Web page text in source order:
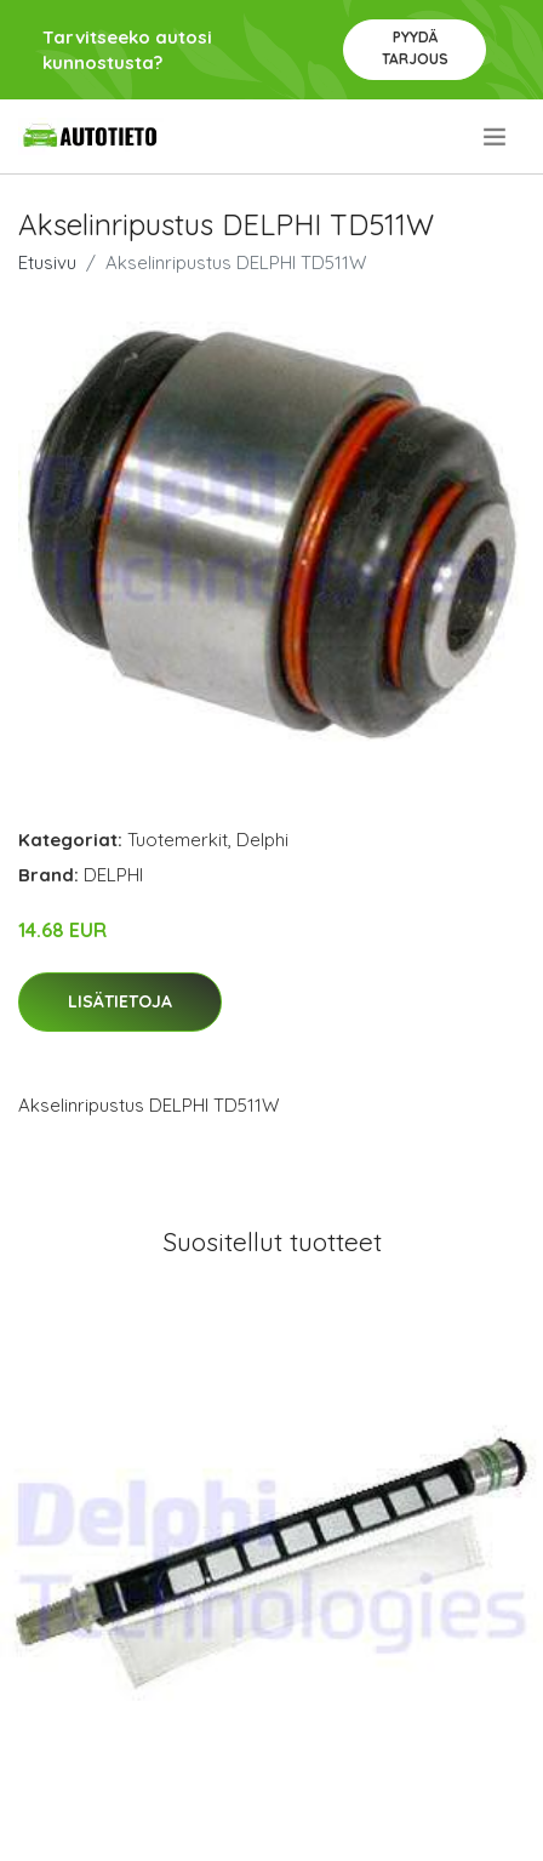
Tarvitseeko autosi
kunnostusta?
PYYDÄ
TARJOUS
Akselinripustus DELPHI TD511W
Etusivu Akselinripustus DELPHI TD511W
Kategoriat: Tuotemerkit, Delphi
Brand: DELPHI
14.68 EUR
LISÄTIETOJA
Akselinripustus DELPHI TD511W
Suositellut tuotteet